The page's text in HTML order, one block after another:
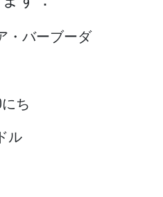
バーブーダ
ち
ル